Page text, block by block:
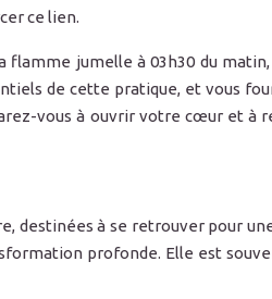
ce lien.
jumelle à 03h30 du
de cette pratique, et vous
vous à ouvrir votre cœur et à
destinées à se retrouver pour
profonde. Elle est